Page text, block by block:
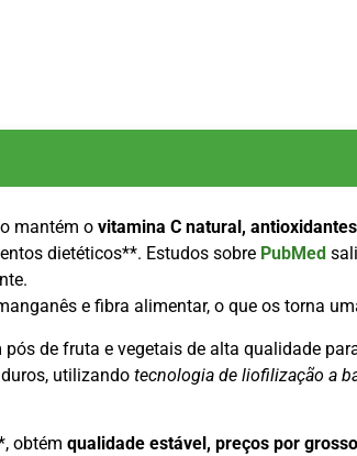
mantém o vitamina C natural,
dietéticos**. Estudos sobre PubMed
e fibra alimentar, o que os torna
de fruta e vegetais de alta qualidade
utilizando tecnologia de liofilização a
obtém qualidade estável, preços por